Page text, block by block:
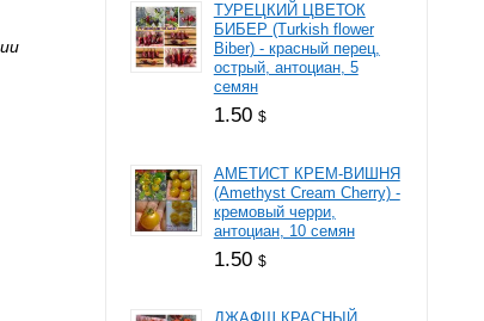
ТУРЕЦКИЙ ЦВЕТОК
БИБЕР (Turkish flower
Biber) - красный перец,
острый, антоциан, 5
семян
1.50 $
АМЕТИСТ КРЕМ-ВИШНЯ
(Amethyst Cream Cherry) -
кремовый черри,
антоциан, 10 семян
1.50 $